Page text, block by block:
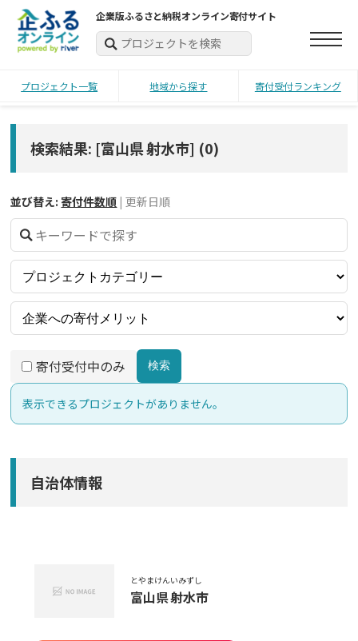
企業版ふるさと納税オンライン寄付サイト
プロジェクト一覧 地域から探す 寄付受付ランキング
検索結果: [富山県 射水市] (0)
並び替え: 寄付件数順 | 更新日順
寄付受付中のみ 検索
表示できるプロジェクトがありません。
自治体情報
とやまけん
富山県
いみずし
射水市